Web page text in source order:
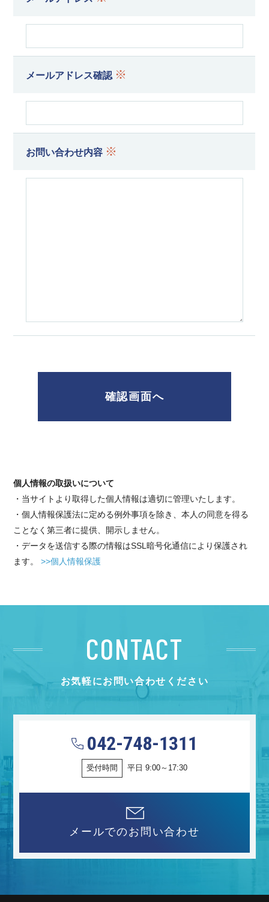
メールアドレス確認 ※
お問い合わせ内容 ※
個人情報の取扱いについて
・当サイトより取得した個人情報は適切に管理いたします。
・個人情報保護法に定める例外事項を除き、本人の同意を得る
ことなく第三者に提供、開示しません。
・データを送信する際の情報はSSL暗号化通信により保護され
ます。>>個人情報保護
CONTACT
お気軽にお問い合わせください
042-748-1311
受付時間 平日 9:00～17:30
メールでのお問い合わせ